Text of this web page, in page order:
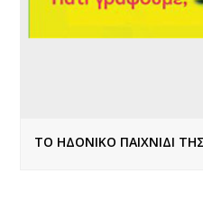
ΤΟ ΗΔΟΝΙΚΟ ΠΑΙΧΝΙΔΙ